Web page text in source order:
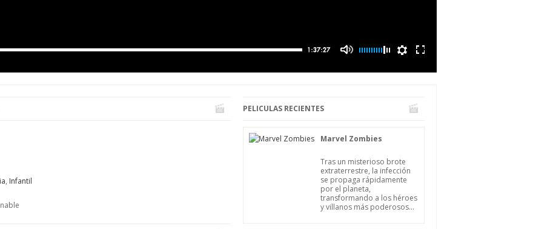
, Infantil
PELICULAS RECIENTES
Marvel Zombies
Tras un misterioso brote
extraterrestre, la infección
se propaga rápidamente
por el planeta,
transformando a los héroes
y villanos más poderosos...